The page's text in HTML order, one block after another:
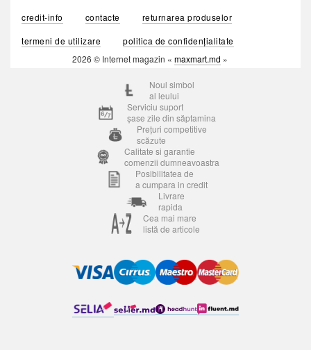
credit-info
contacte
returnarea produselor
termeni de utilizare
politica de confidențialitate
2026 © Internet magazin « maxmart.md »
Noul simbol
al leului
Serviciu suport
șase zile din săptamina
Prețuri competitive
scăzute
Calitate si garantie
comenzii dumneavoastra
Posibilitatea de
a cumpara in credit
Livrare
rapida
Cea mai mare
listă de articole